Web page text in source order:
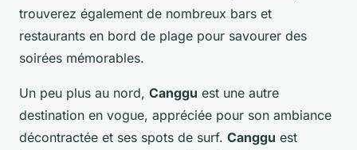
trouverez également de nombreux bars et
restaurants en bord de plage pour savourer des
soirées mémorables.
Un peu plus au nord, Canggu est une autre
destination en vogue, appréciée pour son ambiance
décontractée et ses spots de surf. Canggu est